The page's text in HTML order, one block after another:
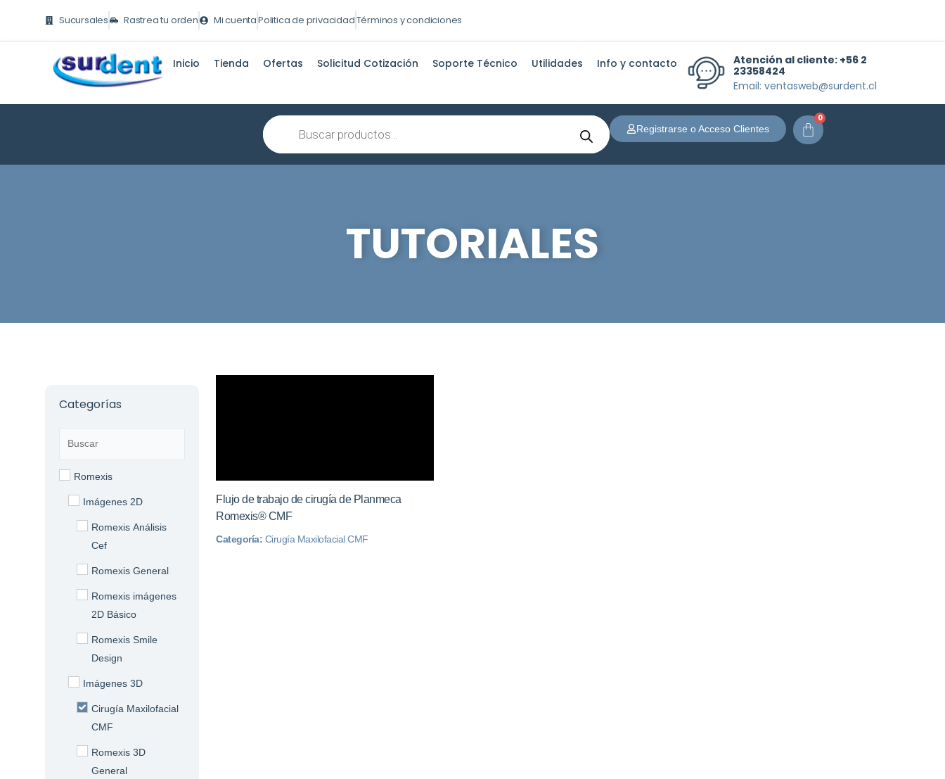
contenido
Sucursales Rastrea tu orden Mi cuentaPolitica de privacidadTérminos y condiciones
Inicio Tienda Ofertas Solicitud Cotización Soporte Técnico Utilidades Info y contacto Atención al cliente: +56 2
23358424
Email: ventasweb@surdent.cl
Búsqueda
de
productos
Registrarse o Acceso Clientes
0
Carrito
TUTORIALES
Categorías
Romexis
Imágenes 2D
Romexis Análisis
Cef
Romexis General
Romexis imágenes
2D Básico
Romexis Smile
Design
Imágenes 3D
Cirugía Maxilofacial
CMF
Romexis 3D
General
Flujo de trabajo de cirugía de Planmeca
Romexis® CMF
Categoría: Cirugía Maxilofacial CMF